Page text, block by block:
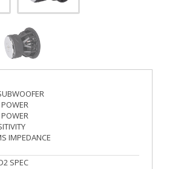
IMPEDANCE
SPEC